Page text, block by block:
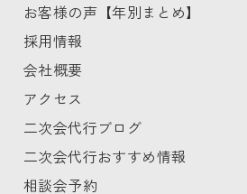
お客様の声【年別まとめ】
採用情報
会社概要
アクセス
二次会代行ブログ
二次会代行おすすめ情報
相談会予約